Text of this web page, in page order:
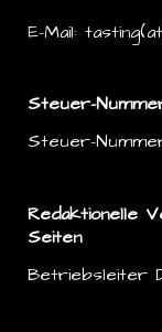
E-Mail:
Steuer-
Steuer-
Redaktionelle
Seiten
Betriebsleiter